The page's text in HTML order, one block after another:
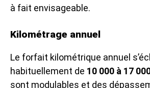
à fait envisageable.
Kilométrage annuel
Le forfait kilométrique annuel
habituellement de 10 000 à 17
sont modulables et des